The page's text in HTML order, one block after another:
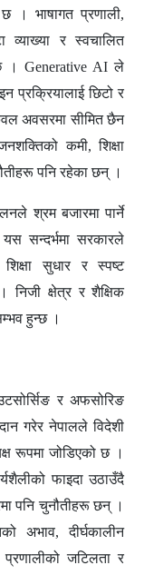
। भाषागत प्रणाली,
व्याख्या र स्वचालित
। Generative AI ले
प्रक्रियालाई छिटो र
अवसरमा सीमित छैन
कमी, शिक्षा
पनि रहेका छन् ।
श्रम बजारमा पार्ने
सन्दर्भमा सरकारले
शिक्षा सुधार र स्पष्ट
निजी क्षेत्र र शैक्षिक
हुन्छ ।
र अफसोरिङ
गरेर नेपालले विदेशी
रूपमा जोडिएको छ ।
फाइदा उठाउँदै
पनि चुनौतीहरू छन् ।
अभाव, दीर्घकालीन
प्रणालीको जटिलता र